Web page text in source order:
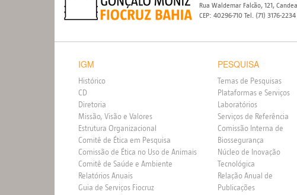
Rua Waldemar Falcão, 121,
CEP: 40296-710 Tel. (71) 3176-
IGM
Histórico
CD
Diretoria
Missão, Visão e Valores
Estrutura Organizacional
Comitê de Ética em Pesquisa
Comissão de Ética no Uso de Animais
Comitê de Saúde e Ambiente
Relatórios Anuais
Guia de Serviços Fiocruz
PESQUISA
Temas de Pesquisas
Plataformas e Serviços
Laboratórios
Serviços de Referência
Comissão Interna de
Biossegurança
Núcleo de Inovação
Tecnológica
Relação Anual de
Publicações